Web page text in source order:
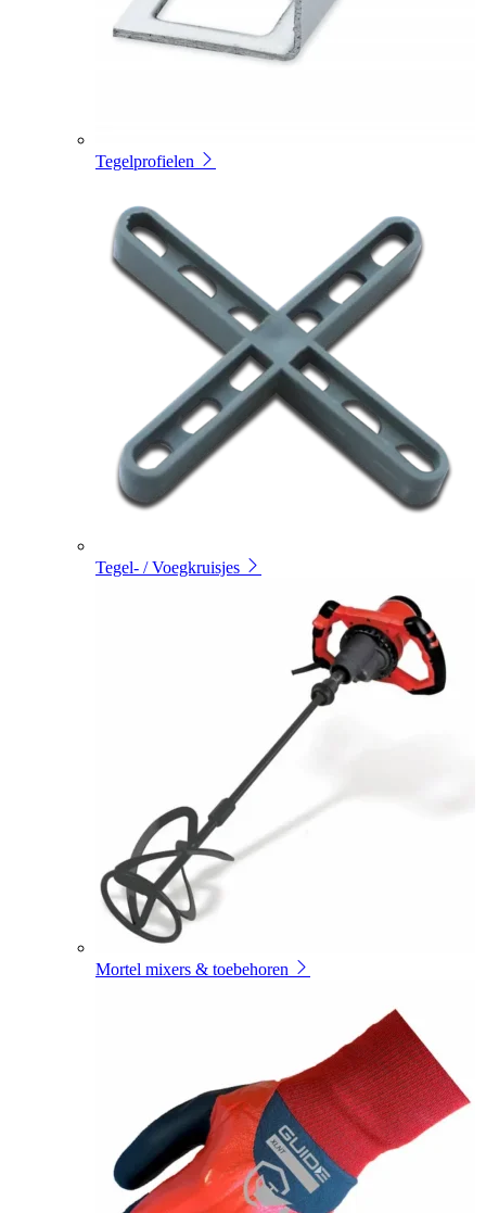
Tegelprofielen
Tegel- / Voegkruisjes
Mortel mixers & toebehoren